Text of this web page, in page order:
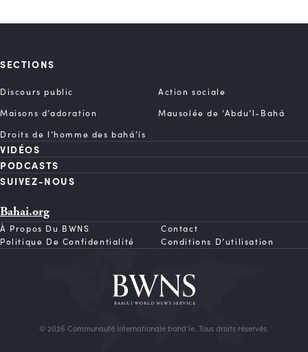
SECTIONS
Discours public
Action sociale
Maisons d’adoration
Mausolée de ‘Abdu’l-Bahá
Droits de l’homme des bahá’ís
VIDÉOS
PODCASTS
SUIVEZ-NOUS
Bahai.org
À Propos Du BWNS
Contact
Politique De Confidentialité
Conditions D’utilisation
© 2026 Communauté internationale bahá’íe. Tous droits réservés.